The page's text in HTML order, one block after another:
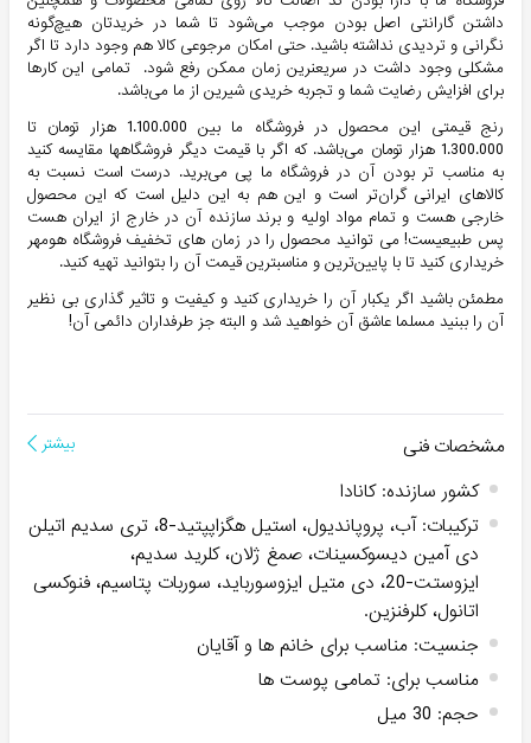
داشتن گارانتی اصل بودن موجب می‌شود تا شما در خریدتان هیچ‌گونه
نگرانی و تردیدی نداشته باشید. حتی امکان مرجوعی کالا هم وجود دارد تا اگر
مشکلی وجود داشت در سریعنرین زمان ممکن رفع شود. تمامی این کارها
برای افزایش رضایت شما و تجربه خریدی شیرین از ما می‌باشد.
رنج قیمتی این محصول در فروشگاه ما بین 1.100.000 هزار تومان تا
1.300.000 هزار تومان می‌باشد. که اگر با قیمت دیگر فروشگاهها مقایسه کنید
به مناسب تر بودن آن در فروشگاه ما پی می‌برید. درست است نسبت به
کالاهای ایرانی گران‌تر است و این هم به این دلیل است که این محصول
خارجی هست و تمام مواد اولیه و برند سازنده آن در خارج از ایران هست
پس طبیعیست! می توانید محصول را در زمان های تخفیف فروشگاه هومهر
خریداری کنید تا با پایین‌ترین و مناسبترین قیمت آن را بتوانید تهیه کنید.
مطمئن باشید اگر یکبار آن را خریداری کنید و کیفیت و تاثیر گذاری بی نظیر
آن را ببنید مسلما عاشق آن خواهید شد و البته جز طرفداران دائمی آن!
مشخصات فنی بیشتر
کشور سازنده:کانادا
ترکیبات:
آب، پروپاندیول، استیل هگزاپپتید-8، تری سدیم اتیلن
دی آمین دیسوکسینات، صمغ ژلان، کلرید سدیم،
ایزوستت-20، دی متیل ایزوسورباید، سوربات پتاسیم، فنوکسی
اتانول، کلرفنزین.
جنسیت: مناسب برای خانم ها و آقایان
مناسب برای: تمامی پوست ها
حجم: 30 میل